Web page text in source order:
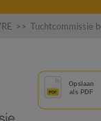
>> Tuchtcommissie